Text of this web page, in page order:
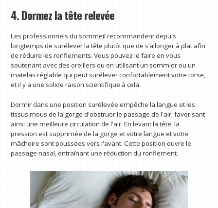
4. Dormez la tête relevée
Les professionnels du sommeil recommandent depuis
longtemps de surélever la tête plutôt que de s’allonger à plat afin
de réduire les ronflements. Vous pouvez le faire en vous
soutenant avec des oreillers ou en utilisant un sommier ou un
matelas réglable qui peut surélever confortablement votre torse,
et il y a une solide raison scientifique à cela.
Dormir dans une position surélevée empêche la langue et les
tissus mous de la gorge d'obstruer le passage de l'air, favorisant
ainsi une meilleure circulation de l'air. En levant la tête, la
pression est supprimée de la gorge et votre langue et votre
mâchoire sont poussées vers l'avant. Cette position ouvre le
passage nasal, entraînant une réduction du ronflement.